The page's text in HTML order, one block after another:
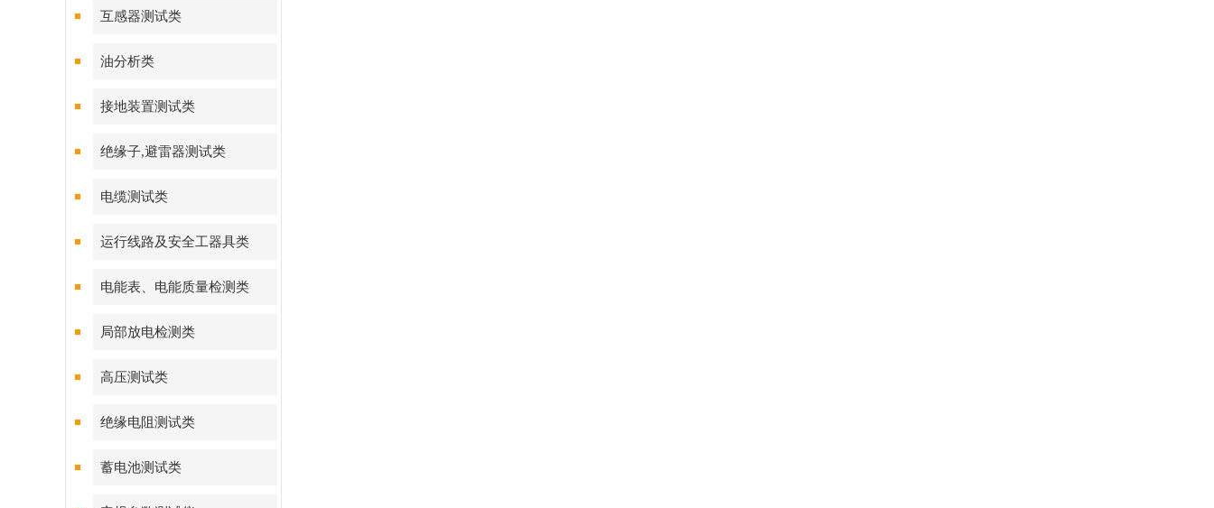
互感器测试类
油分析类
接地装置测试类
绝缘子,避雷器测试类
电缆测试类
运行线路及安全工器具类
电能表、电能质量检测类
局部放电检测类
高压测试类
绝缘电阻测试类
蓄电池测试类